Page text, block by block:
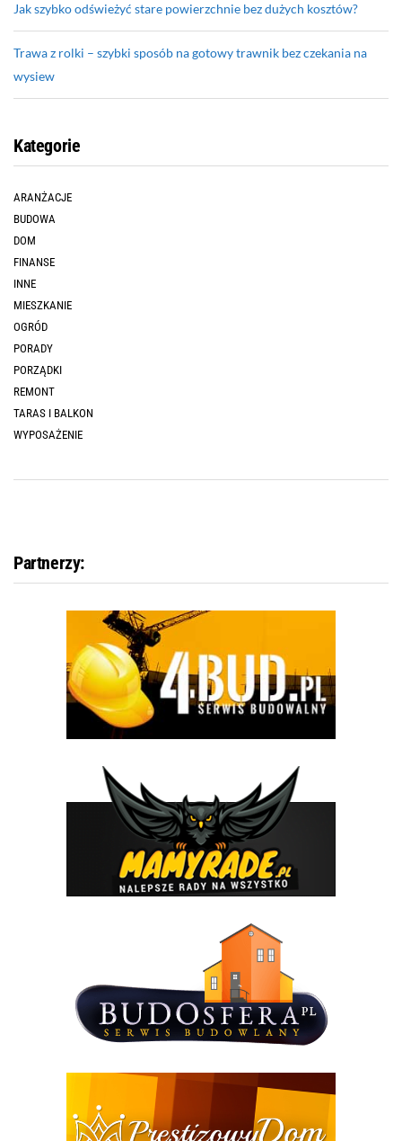
Jak szybko odświeżyć stare powierzchnie bez dużych kosztów?
Trawa z rolki – szybki sposób na gotowy trawnik bez czekania na
wysiew
Kategorie
ARANŻACJE
BUDOWA
DOM
FINANSE
INNE
MIESZKANIE
OGRÓD
PORADY
PORZĄDKI
REMONT
TARAS I BALKON
WYPOSAŻENIE
Partnerzy: